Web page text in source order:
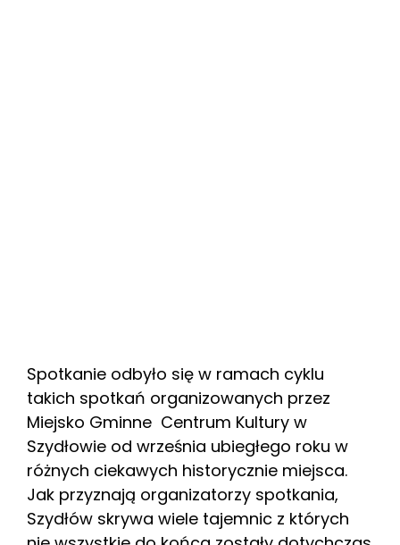
Spotkanie odbyło się w ramach cyklu
takich spotkań organizowanych przez
Miejsko Gminne Centrum Kultury w
Szydłowie od września ubiegłego roku w
różnych ciekawych historycznie miejsca.
Jak przyznają organizatorzy spotkania,
Szydłów skrywa wiele tajemnic z których